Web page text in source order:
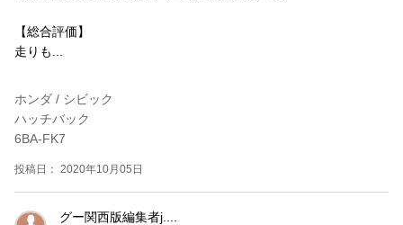
【総合評価】
走りも...
ホンダ / シビック
ハッチバック
6BA-FK7
投稿日： 2020年10月05日
グー関西版編集者j....